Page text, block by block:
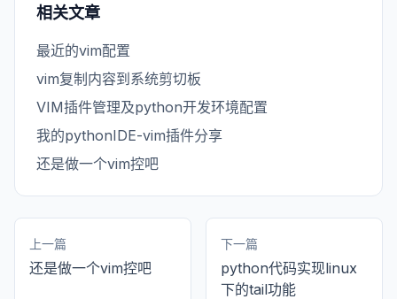
相关文章
最近的vim配置
vim复制内容到系统剪切板
VIM插件管理及python开发环境配置
我的pythonIDE-vim插件分享
还是做一个vim控吧
上一篇
还是做一个vim控吧
下一篇
python代码实现linux
下的tail功能